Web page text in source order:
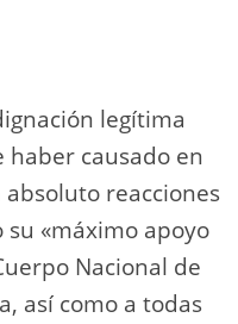
legítima
haber causado en
reacciones
«máximo apoyo
Nacional de
así como a todas